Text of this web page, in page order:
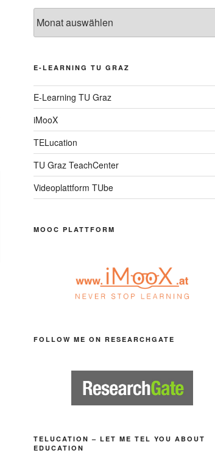
E-LEARNING TU GRAZ
E-Learning TU Graz
iMooX
TELucation
TU Graz TeachCenter
Videoplattform TUbe
MOOC PLATTFORM
FOLLOW ME ON RESEARCHGATE
TELUCATION – LET ME TEL YOU ABOUT
EDUCATION